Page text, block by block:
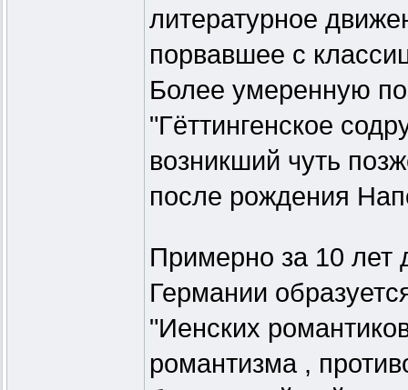
литературное
порвавшее с
Более умеренную
"Гёттингенское
возникший чуть
после рождения
Примерно за 10 лет
Германии
"Иенских
романтизма ,